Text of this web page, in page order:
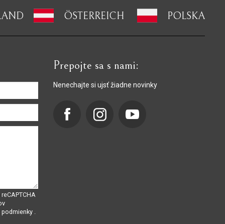
ÖSTERREICH POLSKA
podmienky .
Prepojte sa s nami:
Nenechajte si ujsť žiadne novinky